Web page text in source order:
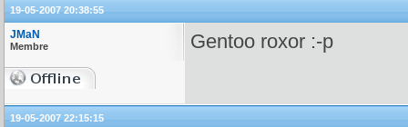
19-05-2007 20:38:55
JMaN
Membre Gentoo roxor :-p
19-05-2007 22:15:15